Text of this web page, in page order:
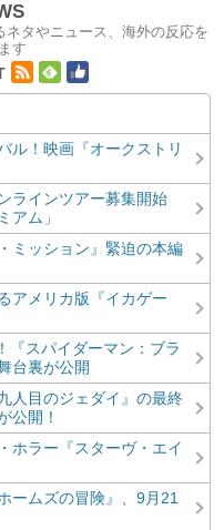
タやニュース、海外の反応を
す
テンツへ移動
ル！映画『オークストリ
ラインツアー募集開始
アム」
ミッション』緊迫の本編
アメリカ版『イカゲー
『スパイダーマン：ブラ
台裏が公開
人目のジェダイ』の最終
公開！
ホラー『スターヴ・エイ
ームズの冒険』、9月21